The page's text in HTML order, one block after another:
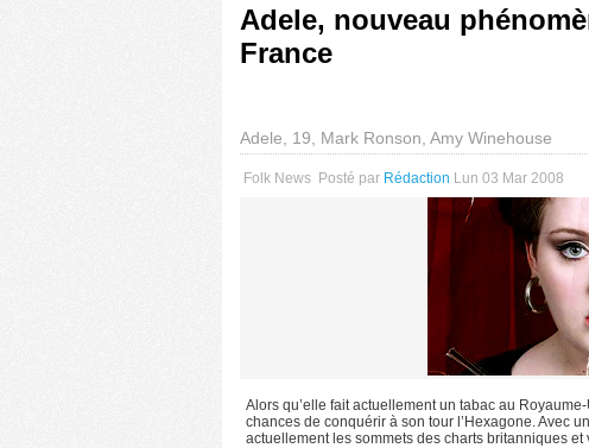
Adele, nouveau
France
Adele, 19, Mark Ronson, Amy Winehouse
Folk News Posté par Rédaction Lun 03 Mar 2008
Alors qu’elle fait actuellement un tabac au
chances de conquérir à son tour l’Hexagone. Avec
actuellement les sommets des charts britanniques